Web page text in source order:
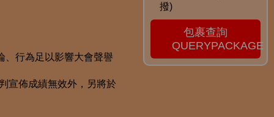
、行為足以影響大會聲譽
宣佈成績無效外，另將於
撥)
包裹查詢
QUERYPACKAGE